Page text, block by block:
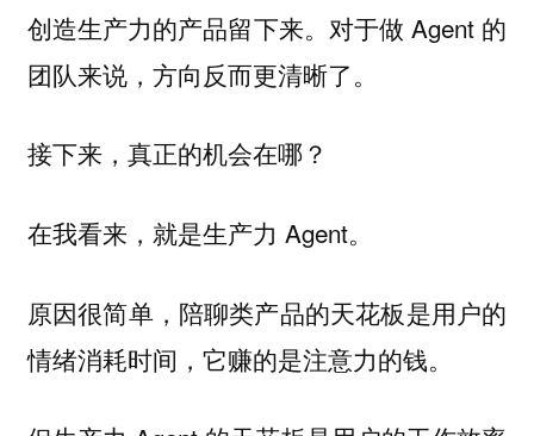
创造生产力的产品留下来。对于做 Agent 的
团队来说，方向反而更清晰了。
接下来，真正的机会在哪？
在我看来，就是生产力 Agent。
原因很简单，陪聊类产品的天花板是用户的
情绪消耗时间，它赚的是注意力的钱。